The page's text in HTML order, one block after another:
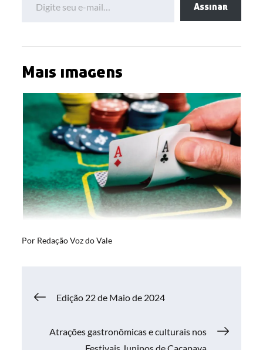
Assinar
Mais imagens
Por Redação Voz do Vale
Navegação
de
Edição 22 de Maio de 2024
Atrações gastronômicas e culturais nos